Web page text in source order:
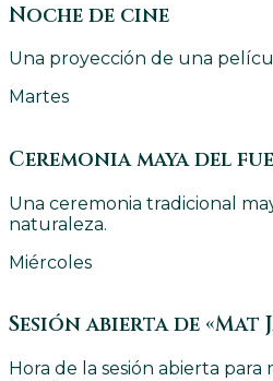
Noche de cine
Una proyección de una
Martes
Ceremonia maya del
Una ceremonia tradicional
naturaleza.
Miércoles
Sesión abierta de «Mat
Hora de la sesión abierta para